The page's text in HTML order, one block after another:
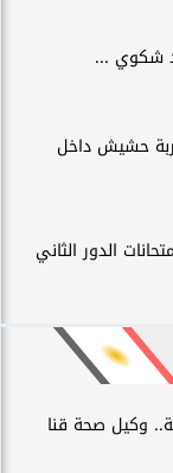
شكوي ...
بحوزته 75 طربة حشيش داخل
الدور الثاني
وكيل صحة قنا